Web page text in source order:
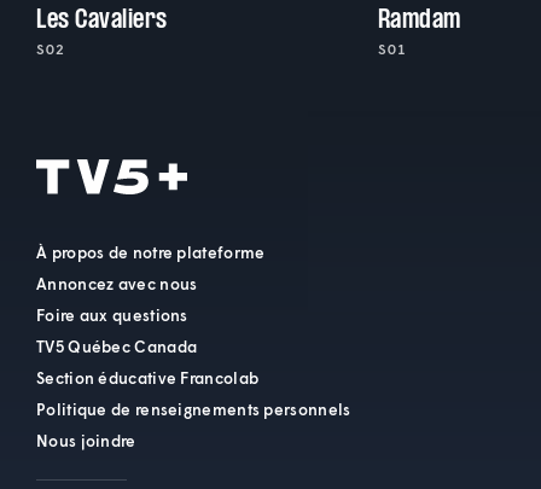
Les Cavaliers
S02
Ramdam
S01
À propos de notre plateforme
Annoncez avec nous
Foire aux questions
TV5 Québec Canada
Section éducative Francolab
Politique de renseignements personnels
Nous joindre